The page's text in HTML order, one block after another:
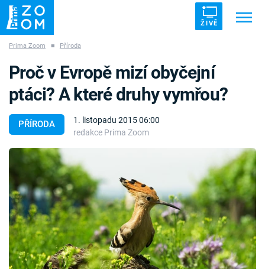
ŽIVĚ
ZÁHADY VETŘELCI DÁVNOVĚKU
Témata
Témata
Pořady
TV Program
Prima Zoom ■ Příroda
PŘÍRODA
1. listopadu 2015 06:00
redakce Prima Zoom
Proč v Evropě mizí obyčejní
ptáci? A které druhy vymřou?